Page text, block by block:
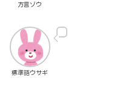
方言ゾウ
標準語ウサギ